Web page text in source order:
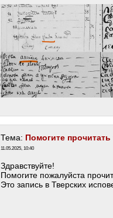
Тема: Помогите прочитать
11.05.2025, 10:40
Здравствуйте!
Помогите пожалуйста
Это запись в Тверских